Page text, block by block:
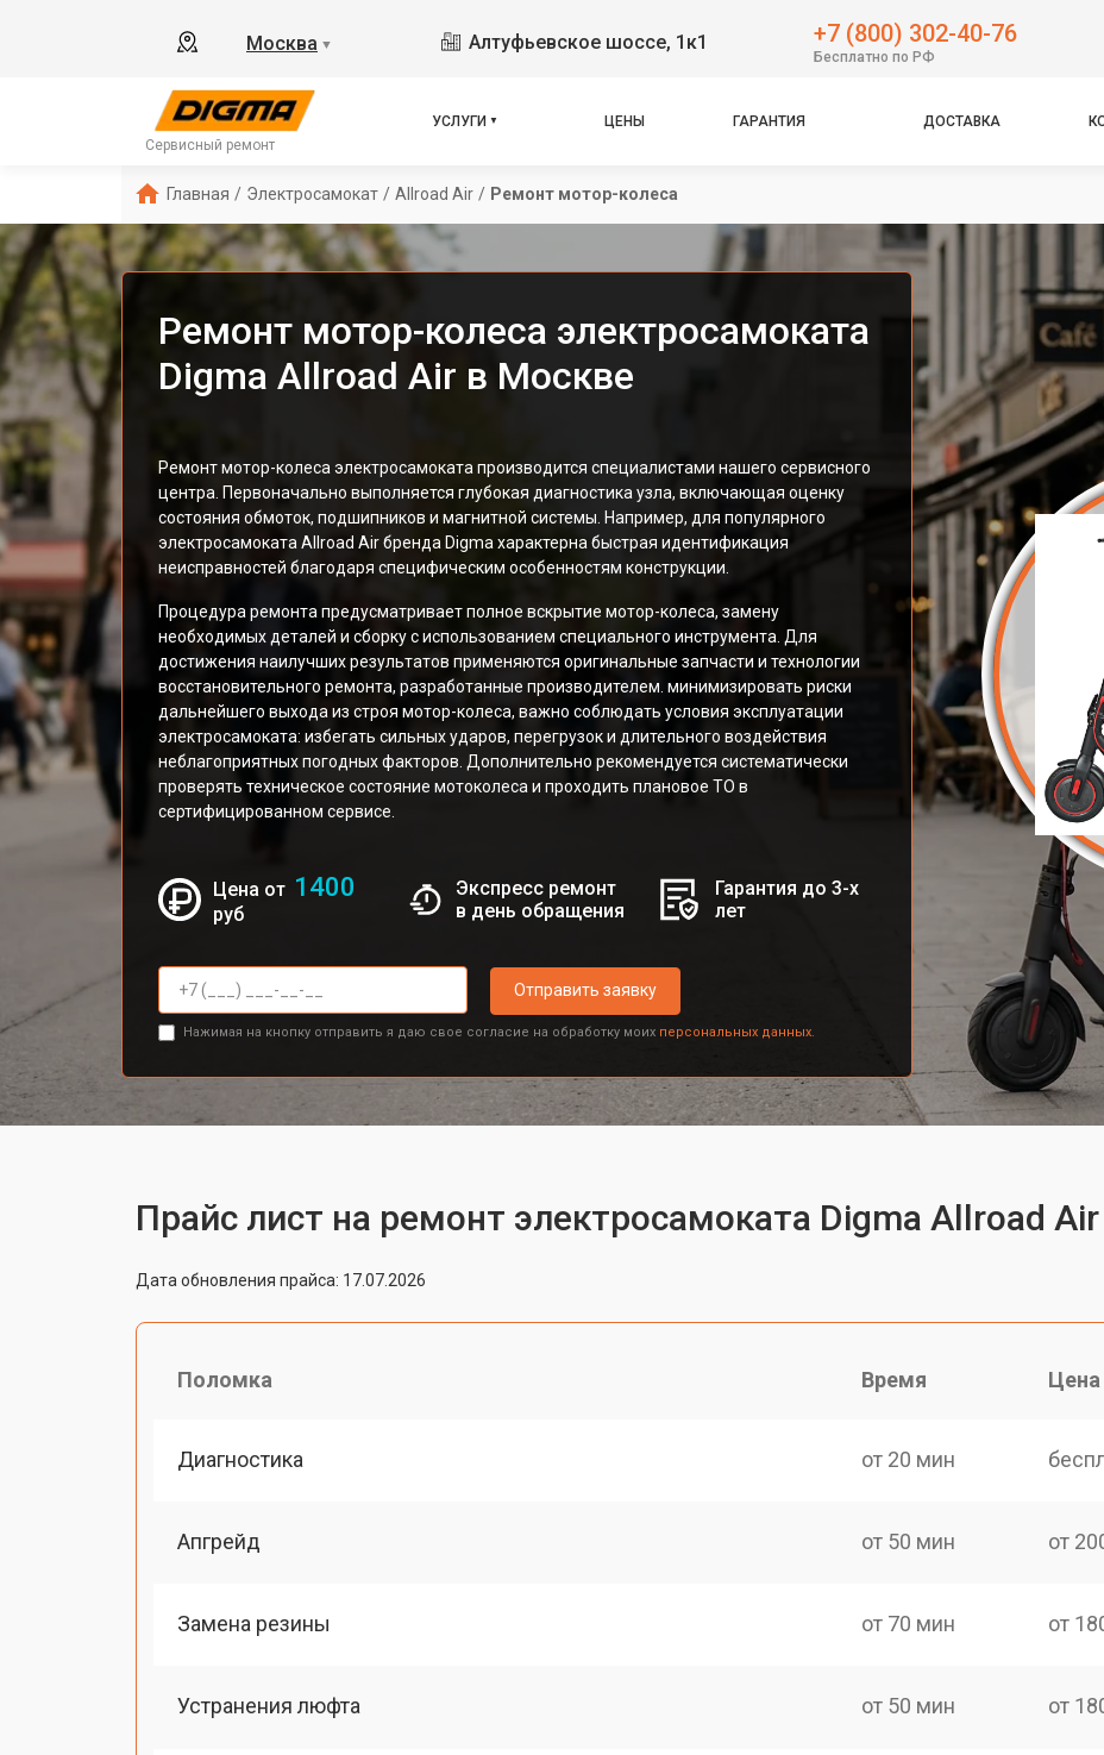
Москва ▼ Алтуфьевское шоссе, 1к1 +7 (800) 302-40-76
Бесплатно по РФ
Сервисный ремонт
УСЛУГИ ЦЕНЫ ГАРАНТИЯ ДОСТАВКА
Главная / Электросамокат / Allroad Air / Ремонт мотор-колеса
Ремонт мотор-колеса электросамоката
Digma Allroad Air в Москве
Ремонт мотор-колеса электросамоката производится специалистами нашего сервисного
центра. Первоначально выполняется глубокая диагностика узла, включающая оценку
состояния обмоток, подшипников и магнитной системы. Например, для популярного
электросамоката Allroad Air бренда Digma характерна быстрая идентификация
неисправностей благодаря специфическим особенностям конструкции.
Процедура ремонта предусматривает полное вскрытие мотор-колеса, замену
необходимых деталей и сборку с использованием специального инструмента. Для
достижения наилучших результатов применяются оригинальные запчасти и технологии
восстановительного ремонта, разработанные производителем. минимизировать риски
дальнейшего выхода из строя мотор-колеса, важно соблюдать условия эксплуатации
электросамоката: избегать сильных ударов, перегрузок и длительного воздействия
неблагоприятных погодных факторов. Дополнительно рекомендуется систематически
проверять техническое состояние мотоколеса и проходить плановое ТО в
сертифицированном сервисе.
Цена от 1400
руб
Экспресс ремонт
в день обращения
Гарантия до 3-х
лет
Отправить заявку
Нажимая на кнопку отправить я даю свое согласие на обработку моих персональных данных.
Прайс лист на ремонт электросамоката Digma Allroad Air
Дата обновления прайса: 17.07.2026
Поломка Время Цена
Диагностика от 20 мин
Апгрейд от 50 мин от
Замена резины от 70 мин от
Устранения люфта от 50 мин от